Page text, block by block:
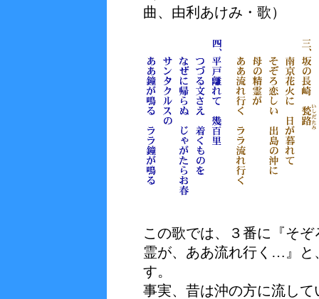
曲、由利あけみ・歌）
この歌では、３番に『そ
霊が、ああ流れ行く…』と
す。
事実、昔は沖の方に流して